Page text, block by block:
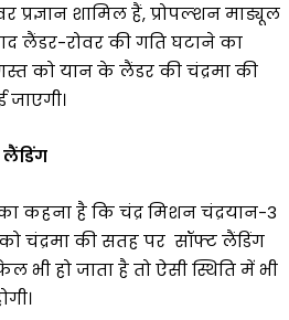
प्रज्ञान शामिल हैं, प्रोपल्शन माड्यूल
लैंडर-रोवर की गति घटाने का
को यान के लैंडर की चंद्रमा की
कहना है कि चंद्र मिशन चंद्रयान-3
चंद्रमा की सतह पर सॉफ्ट लैंडिंग
हो जाता है तो ऐसी स्थिति में भी